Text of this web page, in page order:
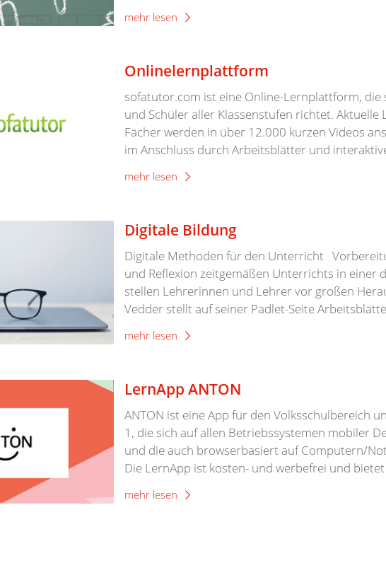
mehr lesen
Onlinelernplattform
sofatutor.com ist eine Online-Lernplattform, die
und Schüler aller Klassenstufen richtet. Aktuelle
Fächer werden in über 12.000 kurzen Videos
im Anschluss durch Arbeitsblätter und
mehr lesen
Digitale Bildung
Digitale Methoden für den Unterricht
und Reflexion zeitgemäßen Unterrichts in einer
stellen Lehrerinnen und Lehrer vor großen
Vedder stellt auf seiner Padlet-Seite
mehr lesen
LernApp ANTON
ANTON ist eine App für den Volksschulbereich
1, die sich auf allen Betriebssystemen mobiler
und die auch browserbasiert auf Computern/
Die LernApp ist kosten- und werbefrei und
mehr lesen